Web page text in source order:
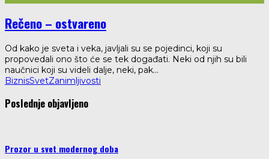
Rečeno – ostvareno
Od kako je sveta i veka, javljali su se pojedinci, koji su
propovedali ono što će se tek događati. Neki od njih su bili
naučnici koji su videli dalje, neki, pak...
BiznisSvetZanimljivosti
Poslednje objavljeno
Prozor u svet modernog doba